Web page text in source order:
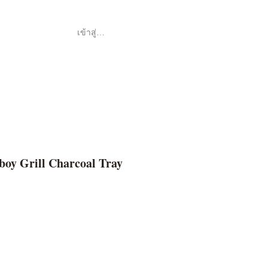
เข้าสู่ระบบ
Grill Charcoal Tray